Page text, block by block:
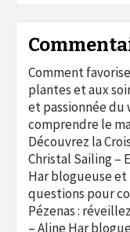
Comment
plantes et aux
et passionnée du
comprendre le
Découvrez la
Christal Sailing –
Har blogueuse et
questions pour
Pézenas :
– Aline Har